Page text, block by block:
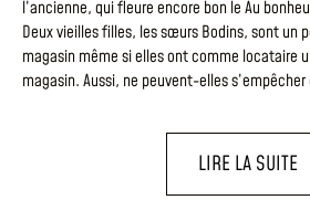
l’ancienne, qui fleure encore bon le Au
Deux vieilles filles, les sœurs Bodins, sont un
magasin même si elles ont comme locataire
magasin. Aussi, ne peuvent-elles
LIRE LA SUITE